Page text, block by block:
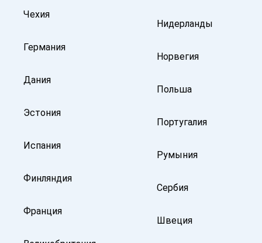
Чехия
Германия
Дания
Эстония
Испания
Финляндия
Франция
Нидерланды
Норвегия
Польша
Португалия
Румыния
Сербия
Швеция